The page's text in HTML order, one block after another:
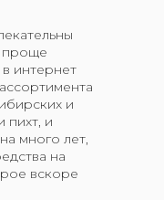
проще
интернет
и
пихт, и
много лет,
на
вскоре